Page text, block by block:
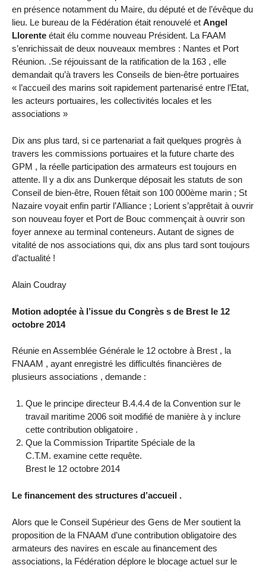
en présence notamment du Maire, du député et de l’évêque du
lieu. Le bureau de la Fédération était renouvelé et Angel
Llorente était élu comme nouveau Président. La FAAM
s’enrichissait de deux nouveaux membres : Nantes et Port
Réunion. .Se réjouissant de la ratification de la 163 , elle
demandait qu’à travers les Conseils de bien-être portuaires
« l’accueil des marins soit rapidement partenarisé entre l’Etat,
les acteurs portuaires, les collectivités locales et les
associations »
Dix ans plus tard, si ce partenariat a fait quelques progrès à
travers les commissions portuaires et la future charte des
GPM , la réelle participation des armateurs est toujours en
attente. Il y a dix ans Dunkerque déposait les statuts de son
Conseil de bien-être, Rouen fêtait son 100 000ème marin ; St
Nazaire voyait enfin partir l’Alliance ; Lorient s’apprêtait à ouvrir
son nouveau foyer et Port de Bouc commençait à ouvrir son
foyer annexe au terminal conteneurs. Autant de signes de
vitalité de nos associations qui, dix ans plus tard sont toujours
d’actualité !
Alain Coudray
Motion adoptée à l’issue du Congrès s de Brest le 12
octobre 2014
Réunie en Assemblée Générale le 12 octobre à Brest , la
FNAAM , ayant enregistré les difficultés financières de
plusieurs associations , demande :
Que le principe directeur B.4.4.4 de la Convention sur le
travail maritime 2006 soit modifié de manière à y inclure
cette contribution obligatoire .
Que la Commission Tripartite Spéciale de la
C.T.M. examine cette requête.
Brest le 12 octobre 2014
Le financement des structures d’accueil .
Alors que le Conseil Supérieur des Gens de Mer soutient la
proposition de la FNAAM d’une contribution obligatoire des
armateurs des navires en escale au financement des
associations, la Fédération déplore le blocage actuel sur le